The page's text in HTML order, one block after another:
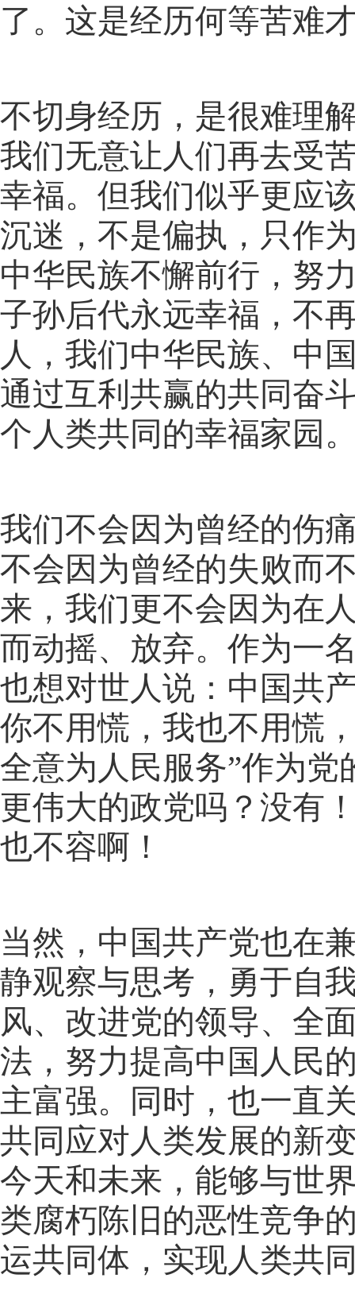
了。这是经历何等苦难
不切身经历，是很难理
我们无意让人们再去受
幸福。但我们似乎更应
沉迷，不是偏执，只作
中华民族不懈前行，努
子孙后代永远幸福，不
人，我们中华民族、中
通过互利共赢的共同奋
个人类共同的幸福家园
我们不会因为曾经的伤
不会因为曾经的失败而
来，我们更不会因为在
而动摇、放弃。作为一
也想对世人说：中国共
你不用慌，我也不用慌
全意为人民服务”作为
更伟大的政党吗？没有
也不容啊！
当然，中国共产党也在
静观察与思考，勇于自
风、改进党的领导、全
法，努力提高中国人民
主富强。同时，也一直
共同应对人类发展的新
今天和未来，能够与世
类腐朽陈旧的恶性竞争
运共同体，实现人类共